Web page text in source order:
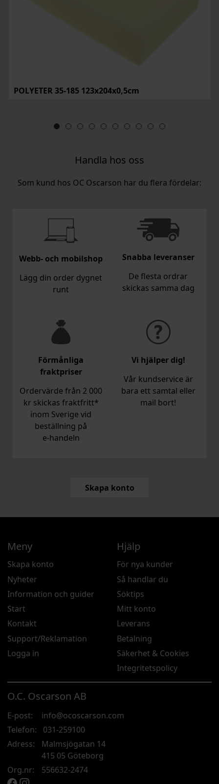
POLYETER 35-185 123x204x0,5cm
Handla hos oss
Som kund hos OC Oscarson har du flera fördelar:
Webb- och mobilshop
Lägg din order dygnet
runt
Snabba leveranser
De flesta ordrar
skickas samma dag
Förmånliga
fraktpriser
Ordervärde från 2 000
kr skickas fraktfritt*
inom Sverige vid
beställning på
e‑handeln
Vi hjälper dig!
Vår kundservice är
bara ett samtal eller
mail bort!
Skapa konto
O.C. Oscarson AB
E-post:
info@ocoscarson.com
Telefon:
031-259100
Adress:
Malmsjögatan 14
415 05 Göteborg
Org.nr:
556632-2474
Meny
Skapa konto
Nyheter
Information och guider
Start
Kontakt
Support/Reklamation
Logga in
Hjälp
För nya kunder
Så handlar du
Söktips
Mitt konto
Leverans
Betalning
Säkerhet & Cookies
Integritetspolicy